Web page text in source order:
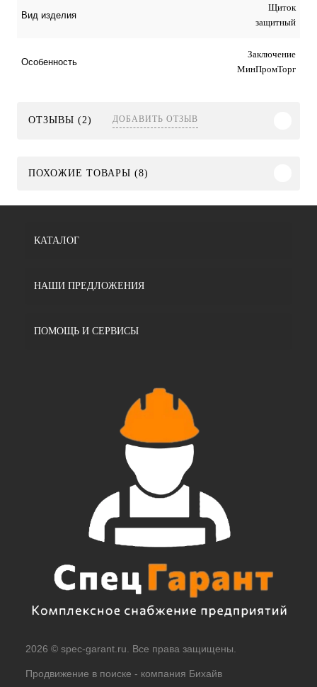
Вид изделия
Щиток
защитный
Особенность
Заключение
МинПромТорг
ОТЗЫВЫ (2) ДОБАВИТЬ ОТЗЫВ
ПОХОЖИЕ ТОВАРЫ (8)
КАТАЛОГ
НАШИ ПРЕДЛОЖЕНИЯ
ПОМОЩЬ И СЕРВИСЫ
2026 © spec-garant.ru. Все права защищены.
Продвижение в поиске - компания Бихайв